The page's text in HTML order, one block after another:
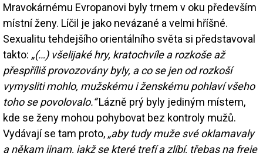
Mravokárnému Evropanovi byly trnem v oku především
místní ženy. Líčil je jako nevázané a velmi hříšné.
Sexualitu tehdejšího orientálního světa si představoval
takto: „(…) všelijaké hry, kratochvíle a rozkoše až
přespříliš provozovány byly, a co se jen od rozkoší
vymysliti mohlo, mužskému i ženskému pohlaví všeho
toho se povolovalo.“Lázně prý byly jediným místem,
kde se ženy mohou pohybovat bez kontroly mužů.
Vydávají se tam proto, „aby tudy muže své oklamavaly
a někam jinam, jakž se které trefí a zlíbí, třebas na freje